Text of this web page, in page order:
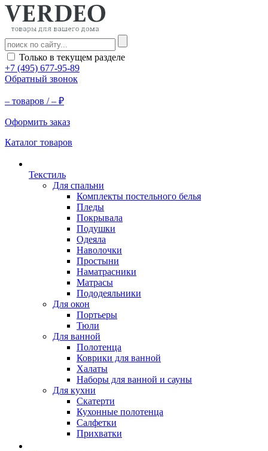
Только в текущем разделе
+7 (495) 677-95-89
Обратный звонок
– товаров /– ₽
Оформить заказ
Каталог товаров
Текстиль
Для спальни
Комплекты постельного белья
Пледы
Покрывала
Подушки
Одеяла
Наволочки
Простыни
Наматрасники
Матрасы
Пододеяльники
Для окон
Портьеры
Тюли
Для ванной
Полотенца
Коврики для ванной
Халаты
Наборы для ванной и сауны
Для кухни
Скатерти
Кухонные полотенца
Салфетки
Прихватки